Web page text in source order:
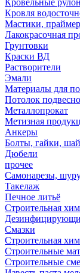
Кровельные
Кровля
Мастики,
Лакокрасочная
Грунтовки
Краски ВД
Растворители
Эмали
Материалы для
Потолок
Металлопрокат
Метизная
Анкеры
Болты, гайки,
Дюбели
прочее
Самонарезы,
Такелаж
Печное литьё
Строительная
Смазки
Строительная
Строительные
Строительные